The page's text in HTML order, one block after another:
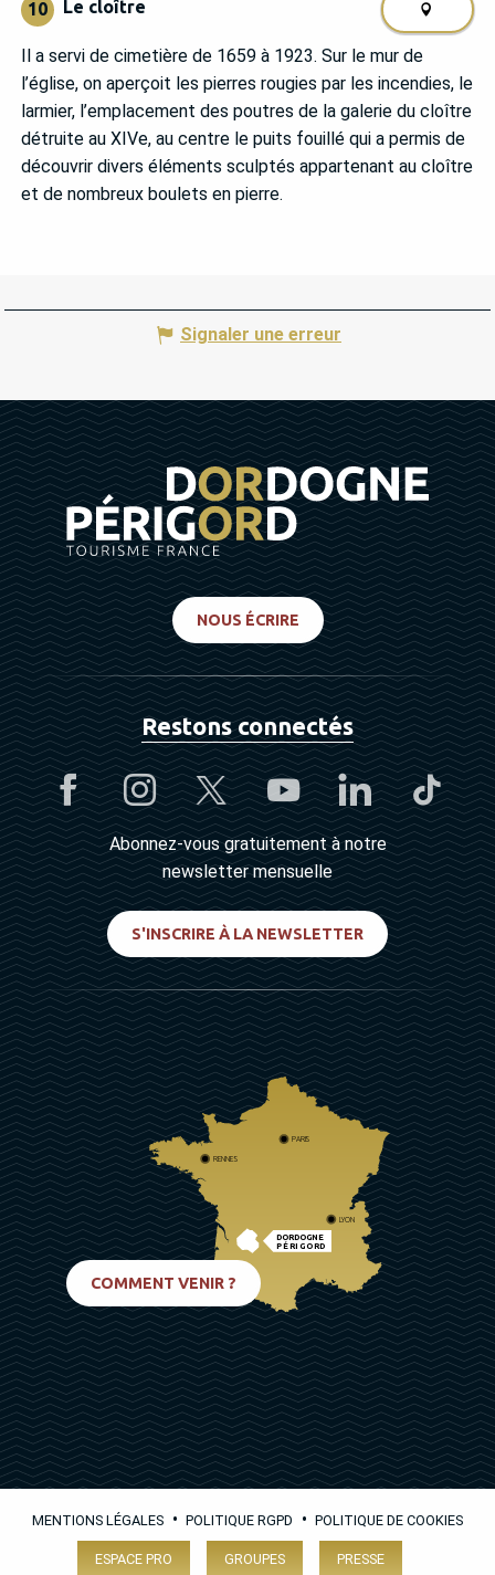
10 Le cloître
Il a servi de cimetière de 1659 à 1923. Sur le mur de
l’église, on aperçoit les pierres rougies par les incendies, le
larmier, l’emplacement des poutres de la galerie du cloître
détruite au XIVe, au centre le puits fouillé qui a permis de
découvrir divers éléments sculptés appartenant au cloître
et de nombreux boulets en pierre.
Signaler une erreur
NOUS ÉCRIRE
Restons connectés
Abonnez-vous gratuitement à notre
newsletter mensuelle
S'INSCRIRE À LA NEWSLETTER
DORDOGNE
PÉRIGORD
PARIS
RENNES
LYON
COMMENT VENIR ?
MENTIONS LÉGALES • POLITIQUE RGPD • POLITIQUE DE COOKIES
ESPACE PRO GROUPES PRESSE